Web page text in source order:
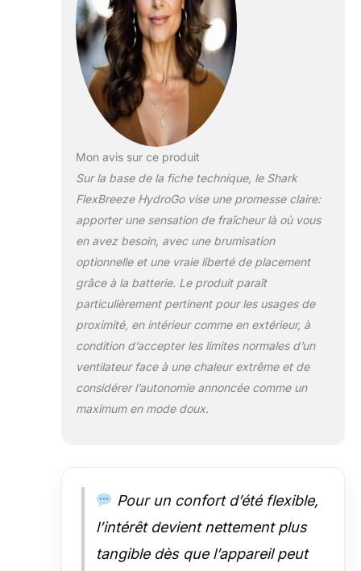
– jusqu’à 12 h, Vitesse 3 – jusqu’à
3,5 h, Vitesse 5 – jusqu’à 1 h
PORTABLE ET
PERSONNALISABLE : ventilateur
compact et rafraîchissement
instantané. Les accessoires
(vendus séparément) incluent :
Chargeur de voiture et sac de
transport. Customisez votre kit
pour toutes occasions.
DIMENSIONS : H29 cm L21 cm
P22 cm. Poids : à déterminer
(kg). Couleur : charbon. Contenu
de la boîte : ventilateur
brumisateur portable Shark,
chargeur
Mon avis sur ce produit
Sur la base de la fiche technique, le Shark
FlexBreeze HydroGo vise une promesse claire:
apporter une sensation de fraîcheur là où vous
en avez besoin, avec une brumisation
optionnelle et une vraie liberté de placement
grâce à la batterie. Le produit paraît
particulièrement pertinent pour les usages de
proximité, en intérieur comme en extérieur, à
condition d’accepter les limites normales d’un
ventilateur face à une chaleur extrême et de
considérer l’autonomie annoncée comme un
maximum en mode doux.
Pour un confort d’été flexible,
l’intérêt devient nettement plus
tangible dès que l’appareil peut